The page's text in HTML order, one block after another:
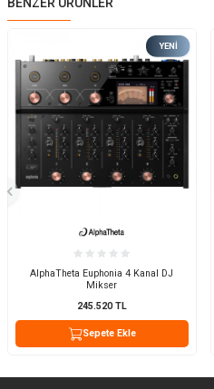
YENI
AlphaTheta Euphonia 4 Kanal DJ
Mikser
245.520TL
Sepete Ekle